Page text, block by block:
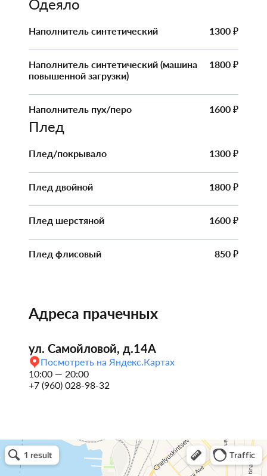
Одеяло
Наполнитель синтетический 1300 ₽
Наполнитель синтетический (машина
повышенной загрузки)
1800 ₽
Наполнитель пух/перо 1600 ₽
Плед
Плед/покрывало 1300 ₽
Плед двойной 1800 ₽
Плед шерстяной 1600 ₽
Плед флисовый 850 ₽
Адреса прачечных
ул. Самойловой, д.14А
Посмотреть на Яндекс.Картах
10:00 — 20:00
+7 (960) 028-98-32